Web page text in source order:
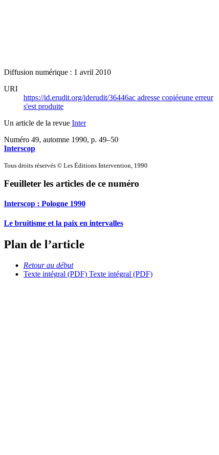
Diffusion numérique : 1 avril 2010
URI
https://id.erudit.org/iderudit/36446ac adresse copiéeune erreur
s'est produite
Un article de la revue Inter
Numéro 49, automne 1990, p. 49–50
Interscop
Tous droits réservés © Les Éditions Intervention, 1990
Feuilleter les articles de ce numéro
Interscop : Pologne 1990
Le bruitisme et la paix en intervalles
Plan de l’article
Retour au début
Texte intégral (PDF) Texte intégral (PDF)